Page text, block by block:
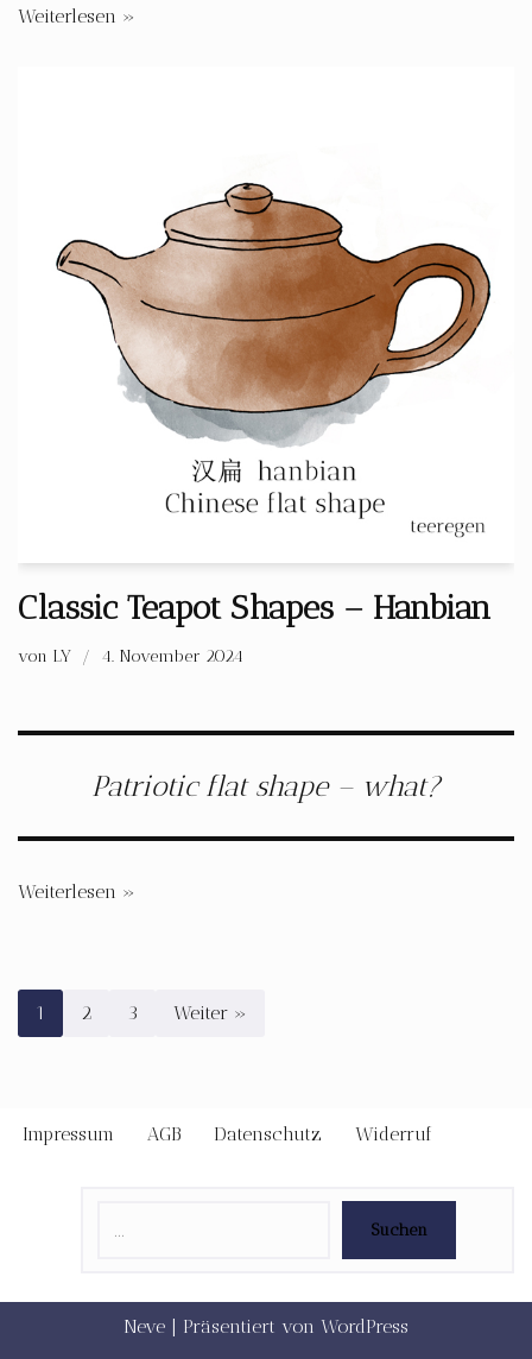
Weiterlesen »
Classic Teapot Shapes – Hanbian
von LY 4. November 2024
Patriotic flat shape – what?
Weiterlesen »
1 2 3 Weiter »
Impressum AGB Datenschutz Widerruf
Suchen
Neve | Präsentiert von WordPress